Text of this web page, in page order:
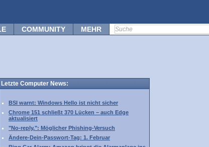
COMMUNITY MEHR
Letzte Computer News:
BSI warnt: Windows Hello ist nicht sicher
Chrome 151 schließt 370 Lücken – auch Edge
aktualisiert
"No-reply.": Möglicher Phishing-Versuch
Ändere-Dein-Passwort-Tag: 1. Februar